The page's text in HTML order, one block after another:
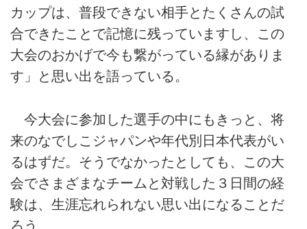
カップは、普段できない相手とたくさんの試
合できたことで記憶に残っていますし、この
大会のおかげで今も繋がっている縁がありま
す」と思い出を語っている。
今大会に参加した選手の中にもきっと、将
来のなでしこジャパンや年代別日本代表がい
るはずだ。そうでなかったとしても、この大
会でさまざまなチームと対戦した３日間の経
験は、生涯忘れられない思い出になることだ
ろう。